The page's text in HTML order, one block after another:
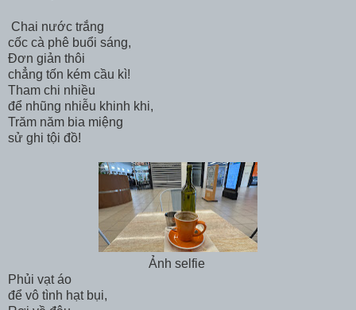
Chai nước trắng
cốc cà phê buổi sáng,
Đơn giản thôi
chẳng tốn kém cầu kì!
Tham chi nhiều
để nhũng nhiễu khinh khi,
Trăm năm bia miệng
sử ghi tội đồ!
Ảnh selfie
Phủi vạt áo
để vô tình hạt bụi,